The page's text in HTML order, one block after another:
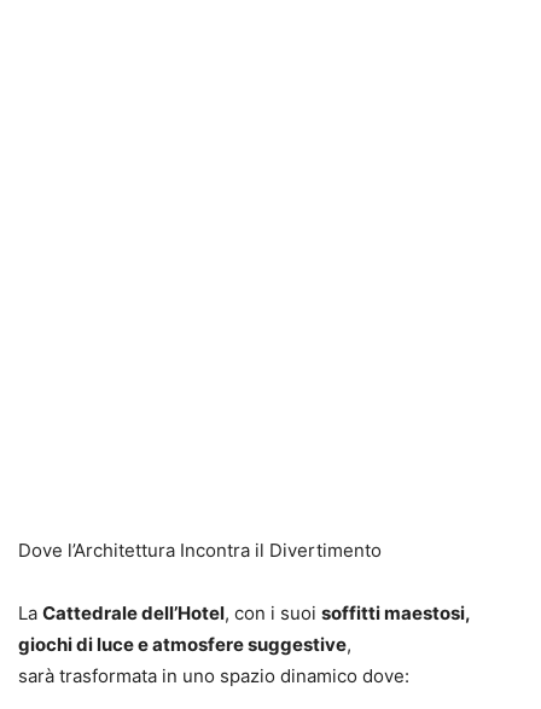
Dove l’Architettura Incontra il Divertimento
La Cattedrale dell’Hotel, con i suoi soffitti maestosi,
giochi di luce e atmosfere suggestive,
sarà trasformata in uno spazio dinamico dove: